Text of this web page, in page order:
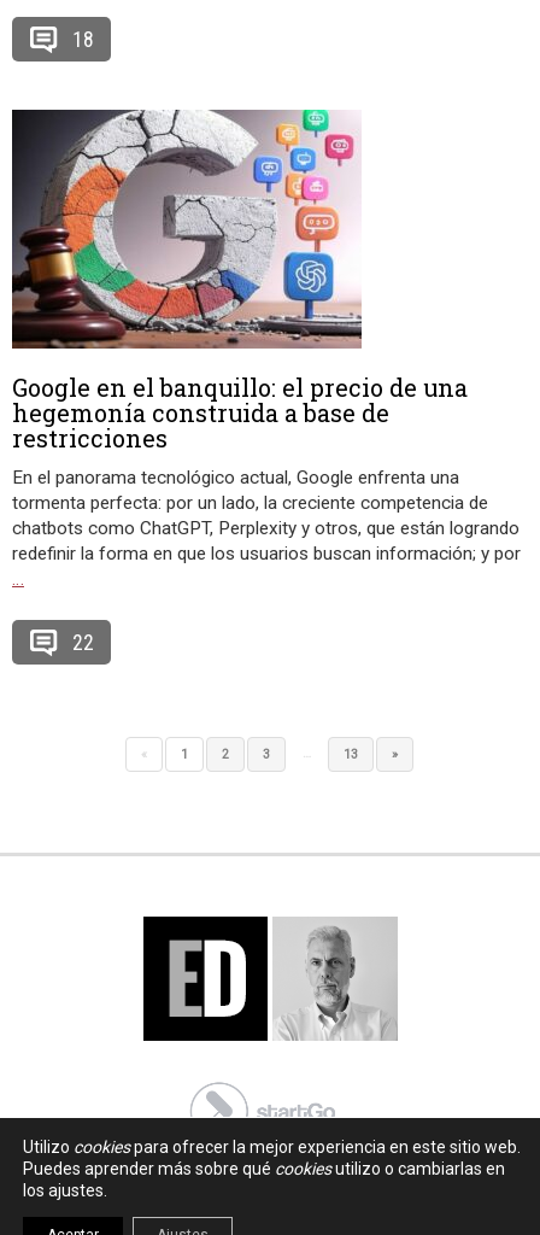
18
Google en el banquillo: el precio de una
hegemonía construida a base de
restricciones
En el panorama tecnológico actual, Google enfrenta una
tormenta perfecta: por un lado, la creciente competencia de
chatbots como ChatGPT, Perplexity y otros, que están logrando
redefinir la forma en que los usuarios buscan información; y por
…
22
« 1 2 3 … 13 »
Utilizo cookiespara ofrecer la mejor experiencia en este sitio web.
Puedes aprender más sobre qué cookiesutilizo o cambiarlas en
los ajustes.